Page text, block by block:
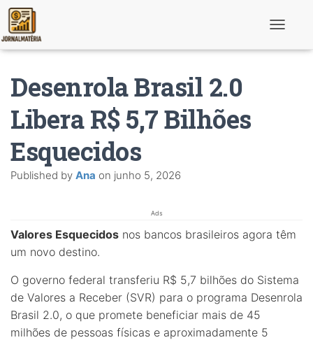
Desenrola Brasil 2.0
Libera R$ 5,7 Bilhões
Esquecidos
Published by Ana on junho 5, 2026
Ads
Valores Esquecidos nos bancos brasileiros agora têm
um novo destino.
O governo federal transferiu R$ 5,7 bilhões do Sistema
de Valores a Receber (SVR) para o programa Desenrola
Brasil 2.0, o que promete beneficiar mais de 45
milhões de pessoas físicas e aproximadamente 5